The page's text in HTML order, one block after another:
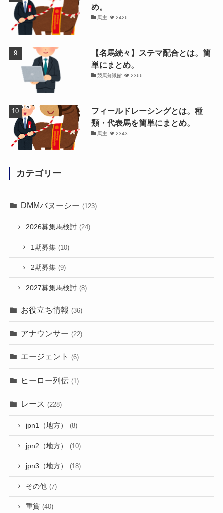
め。
馬主 2426
【名馬続々】ステマ配合とは。簡
単にまとめ。
競馬知識館 2366
フィールドレーシングとは。種
類・代表馬を簡単にまとめ。
馬主 2343
カテゴリー
DMMバヌーシー (123)
2026募集馬検討 (24)
1期募集 (10)
2期募集 (9)
2027募集馬検討 (8)
お役立ち情報 (36)
アナウンサー (22)
エージェント (6)
ヒーロー列伝 (1)
レース (228)
jpn1（地方） (8)
jpn2（地方） (10)
jpn3（地方） (18)
その他 (7)
重賞 (40)